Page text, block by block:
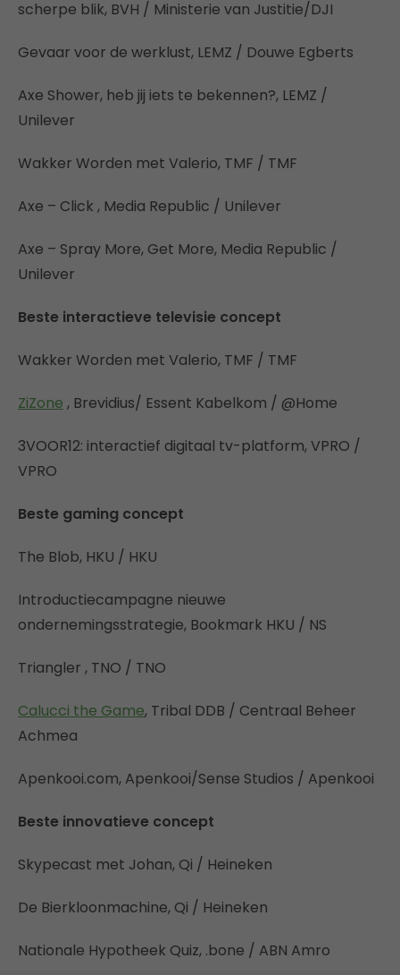
scherpe blik, BVH / Ministerie van Justitie/DJI
Gevaar voor de werklust, LEMZ / Douwe Egberts
Axe Shower, heb jij iets te bekennen?, LEMZ /
Unilever
Wakker Worden met Valerio, TMF / TMF
Axe – Click , Media Republic / Unilever
Axe – Spray More, Get More, Media Republic /
Unilever
Beste interactieve televisie concept
Wakker Worden met Valerio, TMF / TMF
ZiZone , Brevidius/ Essent Kabelkom / @Home
3VOOR12: interactief digitaal tv-platform, VPRO /
VPRO
Beste gaming concept
The Blob, HKU / HKU
Introductiecampagne nieuwe
ondernemingsstrategie, Bookmark HKU / NS
Triangler , TNO / TNO
Calucci the Game, Tribal DDB / Centraal Beheer
Achmea
Apenkooi.com, Apenkooi/Sense Studios / Apenkooi
Beste innovatieve concept
Skypecast met Johan, Qi / Heineken
De Bierkloonmachine, Qi / Heineken
Nationale Hypotheek Quiz, .bone / ABN Amro